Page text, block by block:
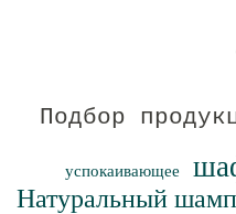
Подбор
успокаивающее
Натуральный